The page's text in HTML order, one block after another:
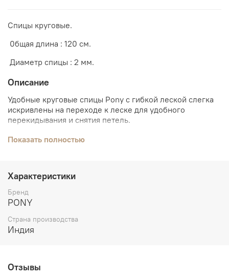
Спицы круговые.
0бщая длина : 120 см.
Диаметр спицы : 2 мм.
Описание
Удобные круговые спицы Pony с гибкой леской слегка
искривлены на переходе к леске для удобного
перекидывания и снятия петель.
Спицы изготовлены из алюминия высокого качества со
отличаются высокой прочностью и упругостью,идеально
защищены от коррозии.
Товары этой торговой марки рукодельницы выбирают
благодаря разумному сочетанию цена-качество.
Показать полностью
Характеристики
Бренд
PONY
Страна производства
Индия
Отзывы